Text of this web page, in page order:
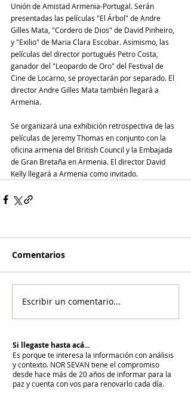
Unión de Amistad Armenia-Portugal. Serán
presentadas las películas "El Árbol" de Andre
Gilles Mata, "Cordero de Dios" de David Pinheiro,
y "Exilio" de Maria Clara Escobar. Asimismo, las
películas del director portugués Petro Costa,
ganador del "Leopardo de Oro" del Festival de
Cine de Locarno, se proyectarán por separado. El
director Andre Gilles Mata también llegará a
Armenia.
Se organizará una exhibición retrospectiva de las
películas de Jeremy Thomas en conjunto con la
oficina armenia del British Council y la Embajada
de Gran Bretaña en Armenia. El director David
Kelly llegará a Armenia como invitado.
Comentarios
Escribir un comentario...
Si llegaste hasta acá...
Es porque te interesa la información con análisis
y contexto. NOR SEVAN tiene el compromiso
desde hace más de 20 años de informar para la
paz y cuenta con vos para renovarlo cada día.